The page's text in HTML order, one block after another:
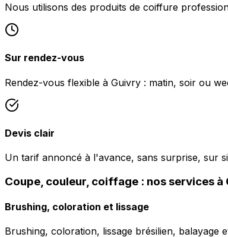
Nous utilisons des produits de coiffure
Sur rendez-vous
Rendez-vous flexible à Guivry : matin, soir ou
Devis clair
Un tarif annoncé à l'avance, sans surprise, sur
Coupe, couleur, coiffage : nos services à
Brushing, coloration et lissage
Brushing, coloration, lissage brésilien, balayage